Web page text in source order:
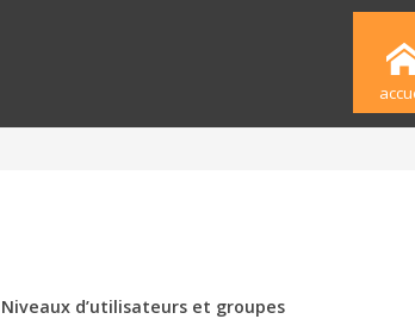
Niveaux d’utilisateurs et groupes